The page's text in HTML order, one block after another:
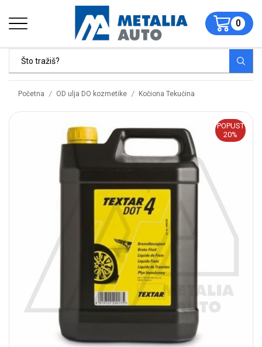
0
Početna / OD ulja DO kozmetike / Kočiona Tekućina
POPUST
20%